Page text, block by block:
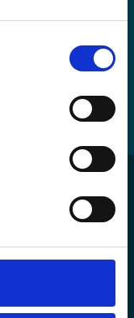
om zich ten